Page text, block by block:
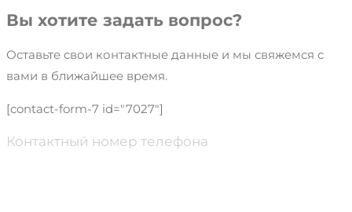
Вы хотите задать вопрос?
Оставьте свои контактные данные и мы свяжемся с
вами в ближайшее время.
[contact-form-7 id="7027"]
Контактный номер телефона